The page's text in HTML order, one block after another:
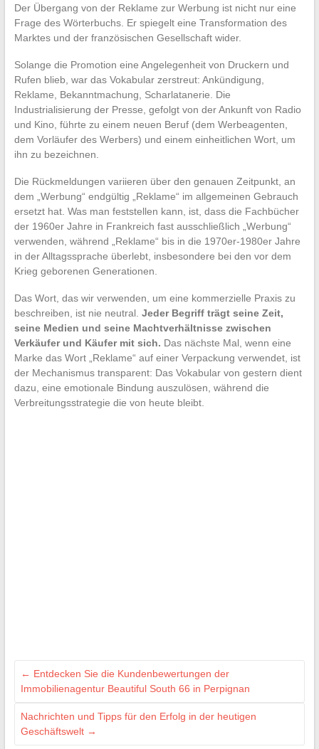
Der Übergang von der Reklame zur Werbung ist nicht nur eine
Frage des Wörterbuchs. Er spiegelt eine Transformation des
Marktes und der französischen Gesellschaft wider.
Solange die Promotion eine Angelegenheit von Druckern und
Rufen blieb, war das Vokabular zerstreut: Ankündigung,
Reklame, Bekanntmachung, Scharlatanerie. Die
Industrialisierung der Presse, gefolgt von der Ankunft von Radio
und Kino, führte zu einem neuen Beruf (dem Werbeagenten,
dem Vorläufer des Werbers) und einem einheitlichen Wort, um
ihn zu bezeichnen.
Die Rückmeldungen variieren über den genauen Zeitpunkt, an
dem „Werbung“ endgültig „Reklame“ im allgemeinen Gebrauch
ersetzt hat. Was man feststellen kann, ist, dass die Fachbücher
der 1960er Jahre in Frankreich fast ausschließlich „Werbung“
verwenden, während „Reklame“ bis in die 1970er-1980er Jahre
in der Alltagssprache überlebt, insbesondere bei den vor dem
Krieg geborenen Generationen.
Das Wort, das wir verwenden, um eine kommerzielle Praxis zu
beschreiben, ist nie neutral. Jeder Begriff trägt seine Zeit,
seine Medien und seine Machtverhältnisse zwischen
Verkäufer und Käufer mit sich. Das nächste Mal, wenn eine
Marke das Wort „Reklame“ auf einer Verpackung verwendet, ist
der Mechanismus transparent: Das Vokabular von gestern dient
dazu, eine emotionale Bindung auszulösen, während die
Verbreitungsstrategie die von heute bleibt.
← Entdecken Sie die Kundenbewertungen der
Immobilienagentur Beautiful South 66 in Perpignan
Nachrichten und Tipps für den Erfolg in der heutigen
Geschäftswelt →